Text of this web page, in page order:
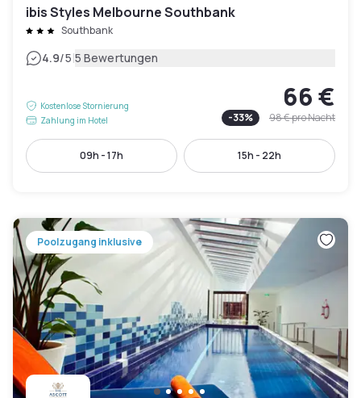
ibis Styles Melbourne Southbank
Southbank
4.9/5|5 Bewertungen
Kostenlose Stornierung
Zahlung im Hotel
66 €
-33% 98 €pro Nacht
09h - 17h 15h - 22h
Poolzugang inklusive